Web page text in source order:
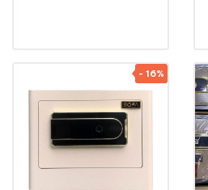
- 16%